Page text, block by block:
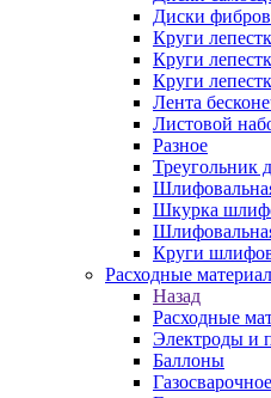
Диски
Круги
Круги
Круги
Лента
Листовой
Разное
Треугольник
Шкурка
Круги
Расходные
Назад
Расходные
Электроды и
Баллоны